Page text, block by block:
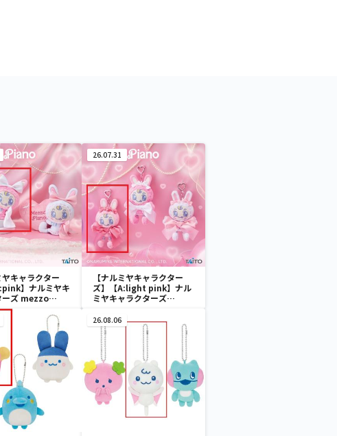
ヤキャラクター
】ナルミヤキ
ーズ mezzo
ぬいぐるみ ～
26.07.31
【ナルミヤキャラクター
ズ】【A:light pink】ナル
ミヤキャラクターズ
マスコット ～Ribbon～
26.08.06